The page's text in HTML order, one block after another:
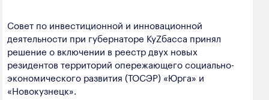
Промышленность строительных материалов
Добыча общераспространенных
полезных ископаемых
Лёгкая промышленность
dprom@ako.ru
Совет по инвестиционной и инновационной
деятельности при губернаторе КуZбасса принял
решение о включении в реестр двух новых
резидентов территорий опережающего социально-
экономического развития (ТОСЭР) «Юрга» и
«Новокузнецк».